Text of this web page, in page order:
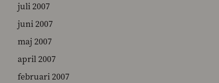
juli 2007
juni 2007
maj 2007
april 2007
februari 2007